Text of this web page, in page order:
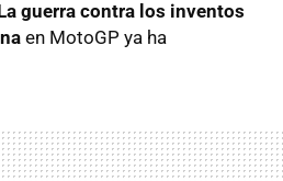
guerra contra los inventos
en MotoGP ya ha